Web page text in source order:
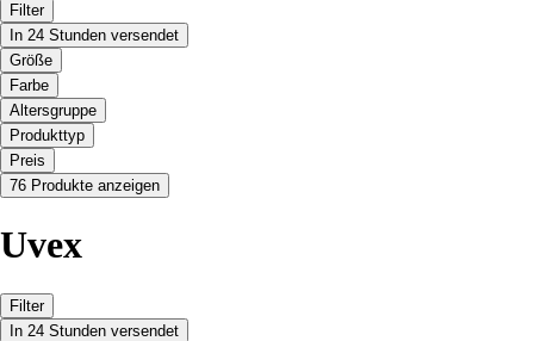
Filter
In 24 Stunden versendet
Größe
Farbe
Altersgruppe
Produkttyp
Preis
76 Produkte anzeigen
Uvex
Filter
In 24 Stunden versendet